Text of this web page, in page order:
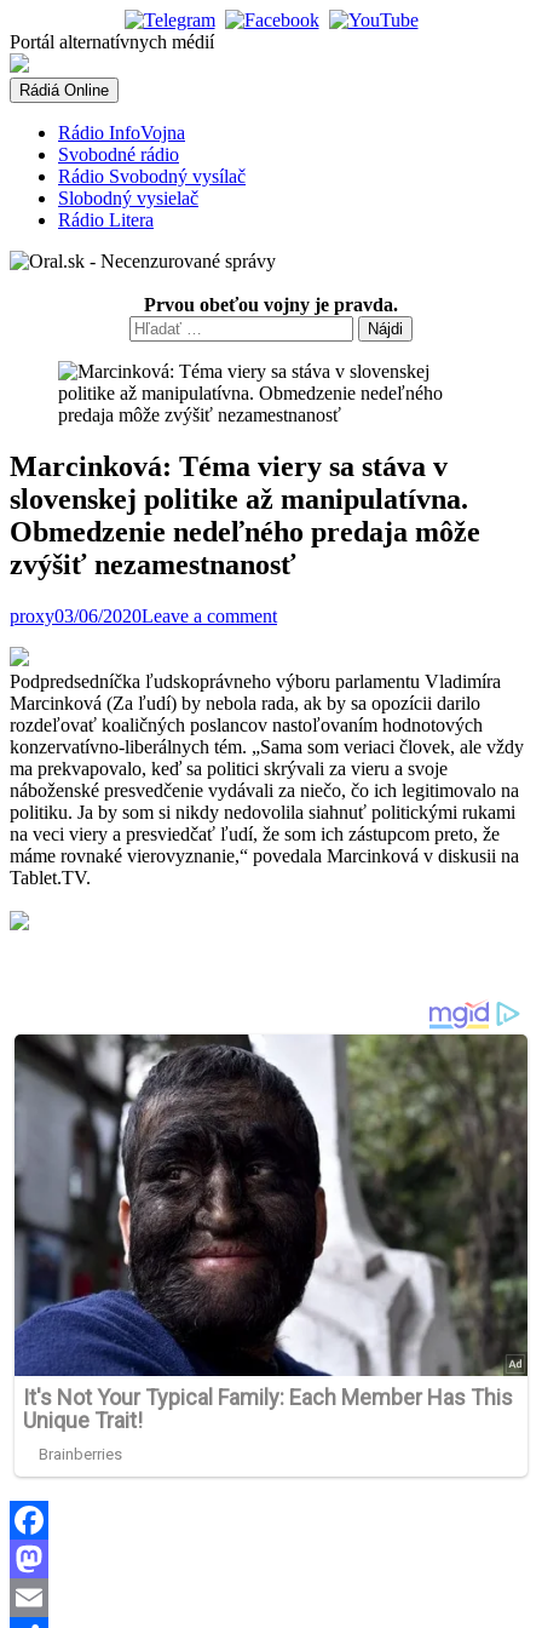
to
content
Portál alternatívnych médií
Rádiá Online
Rádio InfoVojna
Svobodné rádio
Rádio Svobodný vysílač
Slobodný vysielač
Rádio Litera
Prvou obeťou vojny je pravda.
Hľadať:
Marcinková: Téma viery sa stáva v
slovenskej politike až manipulatívna.
Obmedzenie nedeľného predaja môže
zvýšiť nezamestnanosť
proxy03/06/2020Leave a comment
Podpredsedníčka ľudskoprávneho výboru parlamentu Vladimíra
Marcinková (Za ľudí) by nebola rada, ak by sa opozícii darilo
rozdeľovať koaličných poslancov nastoľovaním hodnotových
konzervatívno-liberálnych tém. „Sama som veriaci človek, ale vždy
ma prekvapovalo, keď sa politici skrývali za vieru a svoje
náboženské presvedčenie vydávali za niečo, čo ich legitimovalo na
politiku. Ja by som si nikdy nedovolila siahnuť politickými rukami
na veci viery a presviedčať ľudí, že som ich zástupcom preto, že
máme rovnaké vierovyznanie,“ povedala Marcinková v diskusii na
Tablet.TV.
Facebook
Mastodon